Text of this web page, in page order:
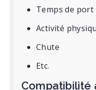
Temps de port
Activité
Chute
Etc.
Compatibilité